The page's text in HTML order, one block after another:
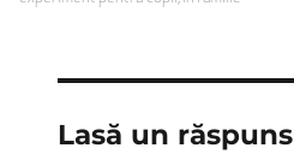
Lasă un răspuns